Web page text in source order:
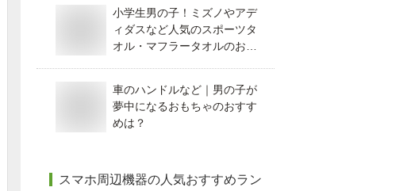
小学生男の子！ミズノやアデ
ィダスなど人気のスポーツタ
オル・マフラータオルのおす
車のハンドルなど｜男の子が
夢中になるおもちゃのおすす
めは？
スマホ周辺機器の人気おすすめラン